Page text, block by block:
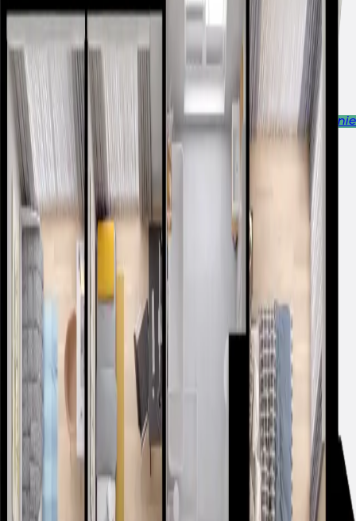
Lokale usługowe
Kontakt
Osiedle Deweloper Wykończenia Aktualności Finansowanie
Dostępne
I3.E.08.03
Bulwary Praskie, Warszawa
Wróć
2
24 600,00 zł
3 393 078,00 zł
Najniższa cena sprzed 30 dni: 3 393 078,00 zł
Szczegóły i historia ceny
Zapytaj o mieszkanie
Nasi doradcy klienta skontaktują się z Państwem, aby